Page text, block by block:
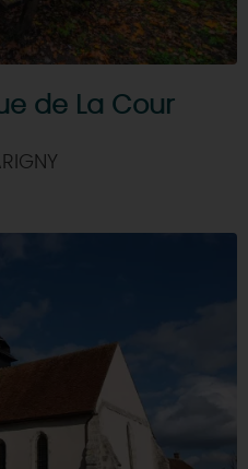
de La Cour